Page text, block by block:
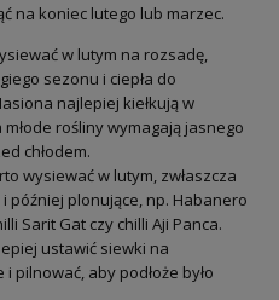
na koniec lutego lub marzec.
w lutym na rozsadę,
sezonu i ciepła do
najlepiej kiełkują w
rośliny wymagają jasnego
chłodem.
wysiewać w lutym, zwłaszcza
później plonujące, np. Habanero
Sarit Gat czy chilli Aji Panca.
ustawić siewki na
pilnować, aby podłoże było